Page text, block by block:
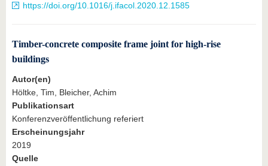
https://doi.org/10.1016/j.ifacol.2020.12.1585
Timber-concrete composite frame joint for high-rise
buildings
Autor(en)
Höltke, Tim, Bleicher, Achim
Publikationsart
Konferenzveröffentlichung referiert
Erscheinungsjahr
2019
Quelle